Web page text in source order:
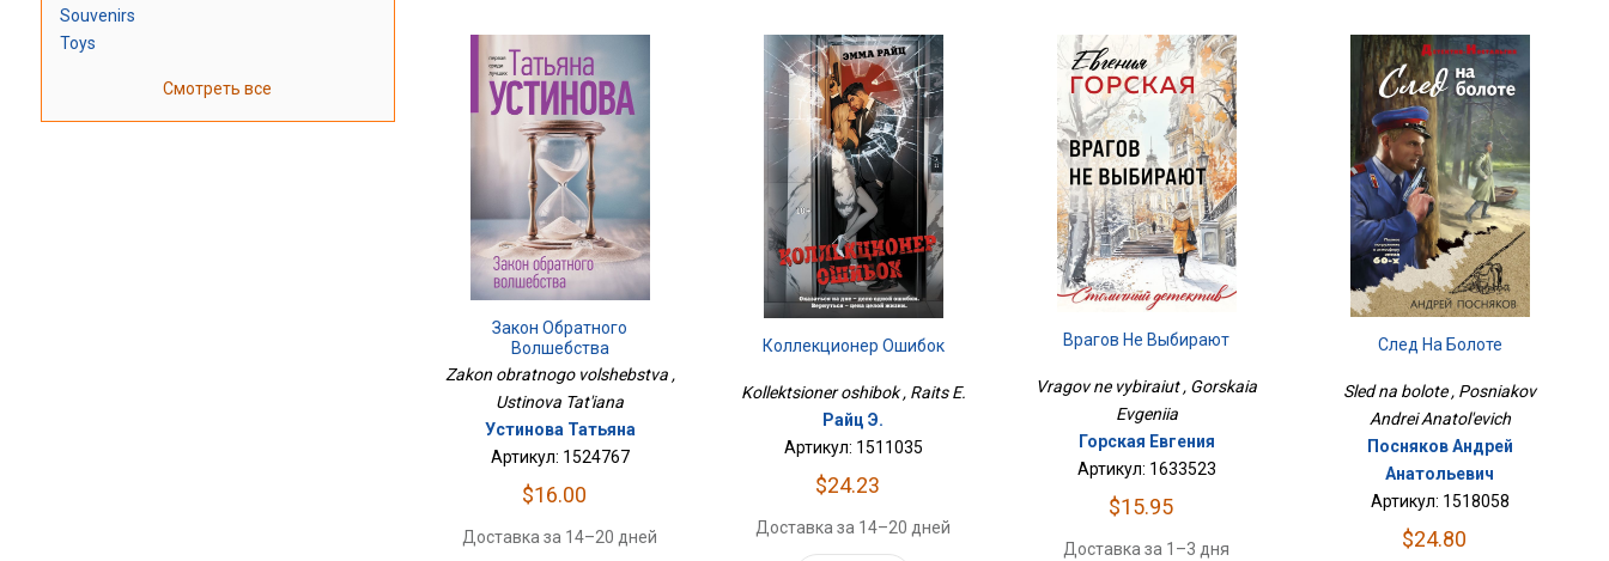
Souvenirs
Toys
Смотреть все
Закон Обратного
Волшебства
Zakon obratnogo volshebstva ,
Ustinova Tat'iana
Устинова Татьяна
Артикул: 1524767
$16.00
Доставка за 14–20 дней
Коллекционер Ошибок
Kollektsioner oshibok , Raits E.
Райц Э.
Артикул: 1511035
$24.23
Доставка за 14–20 дней
Врагов Не Выбирают
Vragov ne vybiraiut , Gorskaia
Evgeniia
Горская Евгения
Артикул: 1633523
$15.95
Доставка за 1–3 дня
След На Болоте
Sled na bolote , Posniakov
Andrei Anatol'evich
Посняков Андрей
Анатольевич
Артикул: 1518058
$24.80